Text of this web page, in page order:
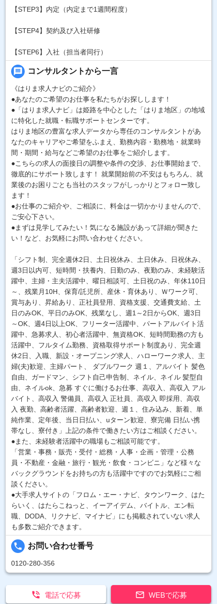
【STEP3】内定（内定まで1週間程度）
【STEP4】契約及び入社研修
【STEP6】入社（担当者同行）
message コンサルタントから一言
《はりま求人ナビのご紹介》
●あなたのご希望のお仕事を私たちがお探しします！
●「はりま求人ナビ」は姫路を中心とした「はりま地区」の地域
に特化した就職・転職サポートセンターです。
はりま地区の豊富な求人データから専任のコンサルタントがあ
なたのキャリアやご希望をふまえ、勤務内容・勤務地・就業時
間・期間・給与などご希望のお仕事をご紹介します。
●こちらの求人の面接日の調整や条件の交渉、お仕事開始まで、
徹底的にサポート致します！ 就業開始前の不安はもちろん、就
業後のお困りごとも当社のスタッフがしっかりとフォロー致し
ます！
●お仕事のご紹介や、ご相談に、料金は一切かかりませんので、
ご安心下さい。
●まずは見学してみたい！気になる施設があって詳細が聞きた
い！など、お気軽にお問い合わせください。
「シフト制、完全週休2日、土日祝休み、土日休み、日祝休み、
週3日以内可、短時間・扶養内、日勤のみ、夜勤のみ、未経験活
躍中、主婦・主夫活躍中、曜日相談可、土日祝のみ、年休110日
～、残業月10H、保育/託児所、産休・育休あり、Ｗワーク可、
賞与あり、昇給あり、正社員登用、資格支援、交通費支給、土
日のみOK、平日のみOK、残業なし、週1～2日からOK、週3日
～OK、週4日以上OK、フリーター活躍中、パートアルバイト活
躍中、急募求人、初心者活躍中、無資格OK、短時間勤務の方も
活躍中、フルタイム勤務、資格取得サポート制度あり、完全週
休2日、入職、新設・オープニング求人、ハローワーク求人、主
婦(夫)歓迎、主婦パート、 ダブルワーク 週１、アルバイト 髪色
自由、ガードマン、シフト自己申告制、ネイル、ネイル 髪型自
由、ネイルok、急募 すぐに働けるお仕事、高収入、高収入 アル
バイト、高収入 警備員、高収入 正社員、高収入 即採用、高収
入 夜勤、高齢者活躍、高齢者歓迎、週１、住み込み、新着、単
純作業、定年後、当日日払い、uターン歓迎、寮完備 日払い携
帯なし、寮付き」上記の条件で働きたい方はご相談ください。
●また、未経験者活躍中の職場もご相談可能です。
「営業・事務・販売・受付・総務・人事・企画・管理・公務
員・不動産・金融・旅行・観光・飲食・コンビニ」など様々な
バックグラウンドをお持ちの方も活躍中ですのでお気軽にご相
談ください。
●大手求人サイトの「フロム・エー・ナビ、タウンワーク、はた
らいく、はたらこねっと、イーアイデム、バイトル、エン転
職、DODA、リクナビ、マイナビ」にも掲載されていない求人
も多数ご紹介できます。
local_phone お問い合わせ番号
0120-280-356
 WEBで応募
 電話で応募